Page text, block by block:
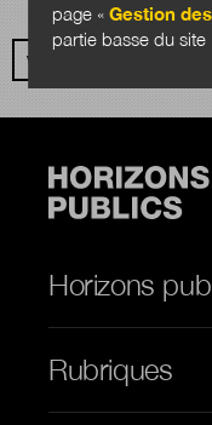
VOIR TOUS LES AUTEURS
Horizons
Rubriques
page « Gestion
partie basse du site